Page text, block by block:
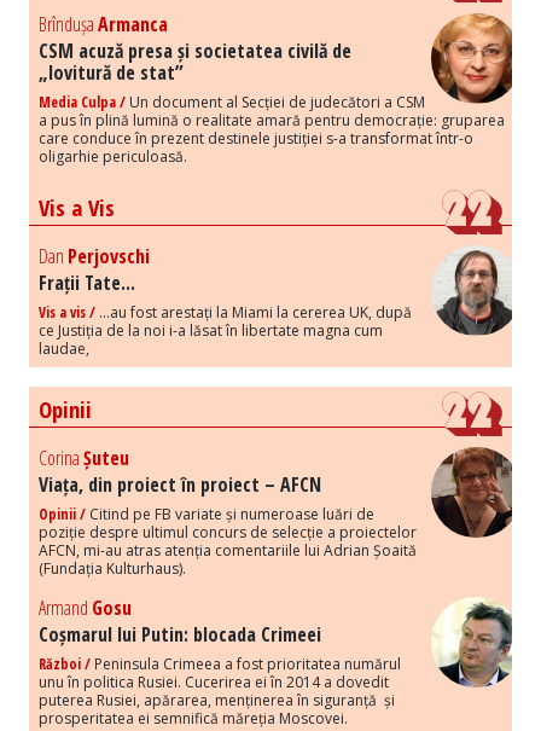
BrîndușaArmanca
CSM acuză presa și societatea civilă de
„lovitură de stat”
Media Culpa / Un document al Secției de judecători a CSM
a pus în plină lumină o realitate amară pentru democrație: gruparea
care conduce în prezent destinele justiției s-a transformat într-o
oligarhie periculoasă.
Vis a Vis
Dan Perjovschi
Frații Tate...
Vis a vis / ...au fost arestați la Miami la cererea UK, după
ce Justiția de la noi i-a lăsat în libertate magna cum
laudae,
Opinii
CorinaȘuteu
Viața, din proiect în proiect – AFCN
Opinii / Citind pe FB variate și numeroase luări de
poziție despre ultimul concurs de selecție a proiectelor
AFCN, mi-au atras atenția comentariile lui Adrian Șoaită
(Fundația Kulturhaus).
Armand Gosu
Coșmarul lui Putin: blocada Crimeei
Război / Peninsula Crimeea a fost prioritatea numărul
unu în politica Rusiei. Cucerirea ei în 2014 a dovedit
puterea Rusiei, apărarea, menținerea în siguranță și
prosperitatea ei semnifică măreția Moscovei.